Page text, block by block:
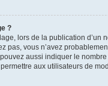
?
lors de la publication
pas, vous n’avez
aussi indiquer le
aux utilisateurs de